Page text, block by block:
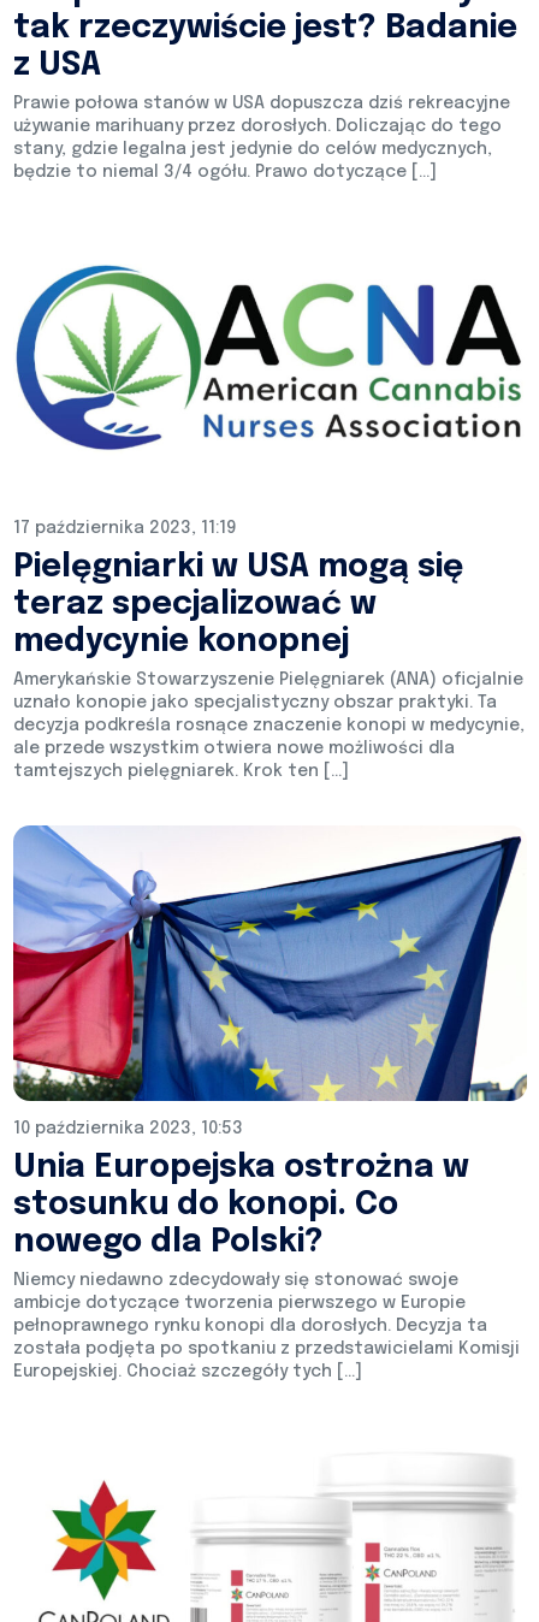
tak rzeczywiście jest? Badanie
z USA
Prawie połowa stanów w USA dopuszcza dziś rekreacyjne
używanie marihuany przez dorosłych. Doliczając do tego
stany, gdzie legalna jest jedynie do celów medycznych,
będzie to niemal 3/4 ogółu. Prawo dotyczące […]
17 października 2023, 11:19
Pielęgniarki w USA mogą się
teraz specjalizować w
medycynie konopnej
Amerykańskie Stowarzyszenie Pielęgniarek (ANA) oficjalnie
uznało konopie jako specjalistyczny obszar praktyki. Ta
decyzja podkreśla rosnące znaczenie konopi w medycynie,
ale przede wszystkim otwiera nowe możliwości dla
tamtejszych pielęgniarek. Krok ten […]
10 października 2023, 10:53
Unia Europejska ostrożna w
stosunku do konopi. Co
nowego dla Polski?
Niemcy niedawno zdecydowały się stonować swoje
ambicje dotyczące tworzenia pierwszego w Europie
pełnoprawnego rynku konopi dla dorosłych. Decyzja ta
została podjęta po spotkaniu z przedstawicielami Komisji
Europejskiej. Chociaż szczegóły tych […]